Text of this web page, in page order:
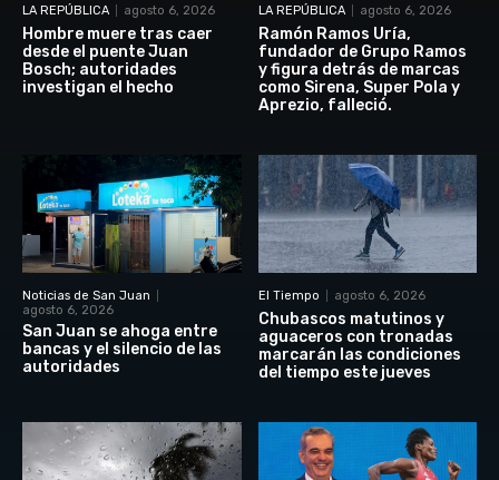
LA REPÚBLICA agosto 6, 2026
Hombre muere tras caer
desde el puente Juan
Bosch; autoridades
investigan el hecho
LA REPÚBLICA agosto 6, 2026
Ramón Ramos Uría,
fundador de Grupo Ramos
y figura detrás de marcas
como Sirena, Super Pola y
Aprezio, falleció.
Noticias de San Juan
agosto 6, 2026
San Juan se ahoga entre
bancas y el silencio de las
autoridades
El Tiempo agosto 6, 2026
Chubascos matutinos y
aguaceros con tronadas
marcarán las condiciones
del tiempo este jueves